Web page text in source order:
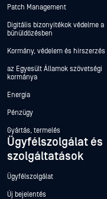
Patch Management
Digitális bizonyítékok védelme a
bűnüldözésben
Kormány, védelem és hírszerzés
az Egyesült Államok szövetségi
kormánya
Energia
Pénzügy
Gyártás, termelés
Ügyfélszolgálat és
szolgáltatások
Ügyfélszolgálat
Új bejelentés